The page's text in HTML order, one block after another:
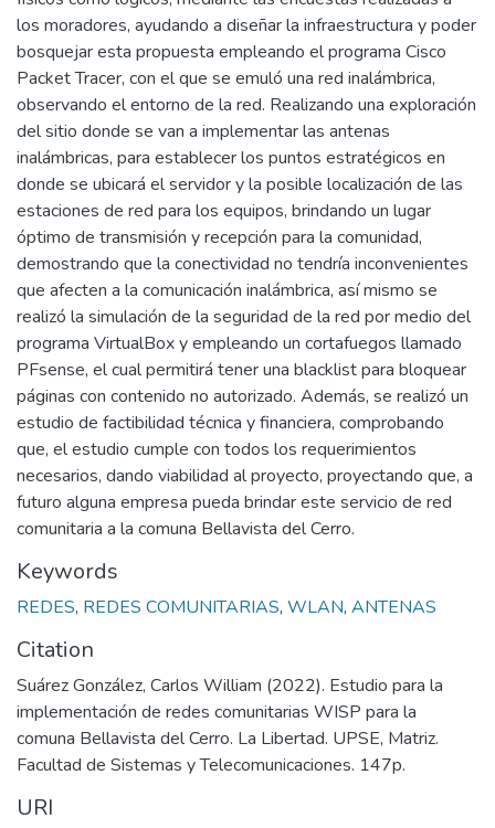
los moradores, ayudando a diseñar la infraestructura y poder
bosquejar esta propuesta empleando el programa Cisco
Packet Tracer, con el que se emuló una red inalámbrica,
observando el entorno de la red. Realizando una exploración
del sitio donde se van a implementar las antenas
inalámbricas, para establecer los puntos estratégicos en
donde se ubicará el servidor y la posible localización de las
estaciones de red para los equipos, brindando un lugar
óptimo de transmisión y recepción para la comunidad,
demostrando que la conectividad no tendría inconvenientes
que afecten a la comunicación inalámbrica, así mismo se
realizó la simulación de la seguridad de la red por medio del
programa VirtualBox y empleando un cortafuegos llamado
PFsense, el cual permitirá tener una blacklist para bloquear
páginas con contenido no autorizado. Además, se realizó un
estudio de factibilidad técnica y financiera, comprobando
que, el estudio cumple con todos los requerimientos
necesarios, dando viabilidad al proyecto, proyectando que, a
futuro alguna empresa pueda brindar este servicio de red
comunitaria a la comuna Bellavista del Cerro.
Keywords
REDES, REDES COMUNITARIAS, WLAN, ANTENAS
Citation
Suárez González, Carlos William (2022). Estudio para la
implementación de redes comunitarias WISP para la
comuna Bellavista del Cerro. La Libertad. UPSE, Matriz.
Facultad de Sistemas y Telecomunicaciones. 147p.
URI